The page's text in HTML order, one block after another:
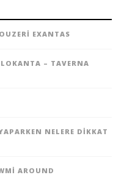
EXANTAS
– TAVERNA
NELERE DIKKAT
AROUND